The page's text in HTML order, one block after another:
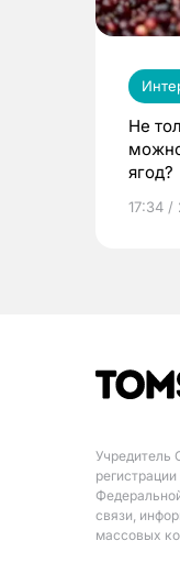
Не
ягод?
17:34 /
связи,
массовых